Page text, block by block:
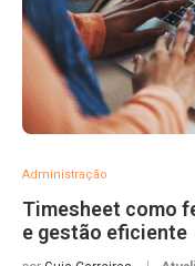
Administração
Timesheet como
e gestão eficiente